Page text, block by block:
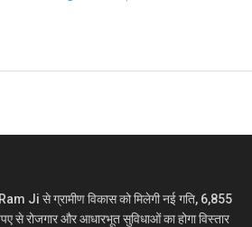
Ji से ग्रामीण विकास को मिलेगी नई गति, 6,855
से रोजगार और आधारभूत सुविधाओं का होगा विस्तार